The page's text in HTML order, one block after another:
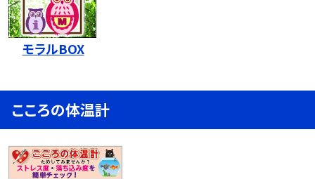
モラルBOX
こころの体温計